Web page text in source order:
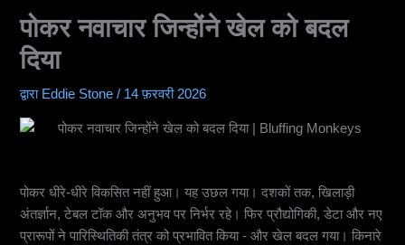
पोकर नवाचार जिन्होंने खेल को बदल
दिया
द्वारा Eddie Stone/ 14 फ़रवरी 2026
पोकर धीरे-धीरे विकसित नहीं हुआ। यह उछल गया। दशकों तक, खिलाड़ी
अंतर्ज्ञान, टेबल टॉक और अनुभव पर निर्भर रहे। फिर प्रौद्योगिकी, डेटा और नए
प्रारूपों ने पारिस्थितिकी तंत्र को प्रभावित किया - और खेल बदल गया। किनारे